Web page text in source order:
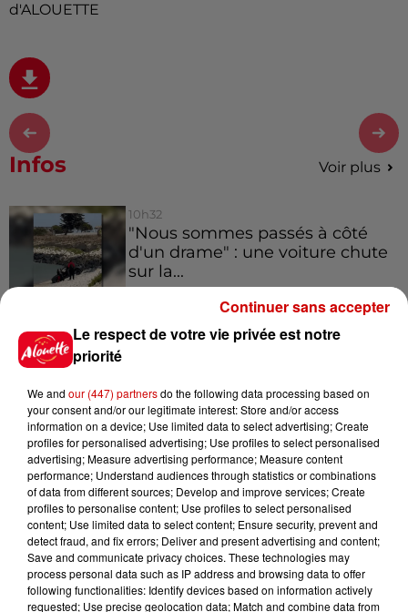
d'ALOUETTE
Infos Voir plus
10h32
"Nous sommes passés à côté
d'un drame" : une voiture chute
sur la...
7h06
Loire, un homme...
9 août 2026
SNCF : attention à ce faux SMS
réclamant le paiement d'une
amende
9 août 2026
Un incendie se déclare à
Le respect de votre vie privée est notre
priorité
We and our (447) partnersdo the following data processing based on
your consent and/or our legitimate interest: Store and/or access
information on a device; Use limited data to select advertising; Create
profiles for personalised advertising; Use profiles to select personalised
advertising; Measure advertising performance; Measure content
performance; Understand audiences through statistics or combinations
of data from different sources; Develop and improve services; Create
profiles to personalise content; Use profiles to select personalised
content; Use limited data to select content; Ensure security, prevent and
detect fraud, and fix errors; Deliver and present advertising and content;
Save and communicate privacy choices. These technologies may
process personal data such as IP address and browsing data to offer
following functionalities: Identify devices based on information actively
requested; Use precise geolocation data; Match and combine data from
Continuer sans accepter